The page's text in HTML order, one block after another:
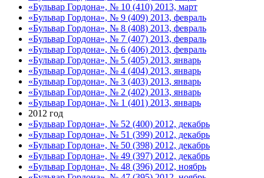
«Бульвар Гордона», № 10 (410) 2013, март
«Бульвар Гордона», № 9 (409) 2013, февраль
«Бульвар Гордона», № 8 (408) 2013, февраль
«Бульвар Гордона», № 7 (407) 2013, февраль
«Бульвар Гордона», № 6 (406) 2013, февраль
«Бульвар Гордона», № 5 (405) 2013, январь
«Бульвар Гордона», № 4 (404) 2013, январь
«Бульвар Гордона», № 3 (403) 2013, январь
«Бульвар Гордона», № 2 (402) 2013, январь
«Бульвар Гордона», № 1 (401) 2013, январь
2012 год
«Бульвар Гордона», № 52 (400) 2012, декабрь
«Бульвар Гордона», № 51 (399) 2012, декабрь
«Бульвар Гордона», № 50 (398) 2012, декабрь
«Бульвар Гордона», № 49 (397) 2012, декабрь
«Бульвар Гордона», № 48 (396) 2012, ноябрь